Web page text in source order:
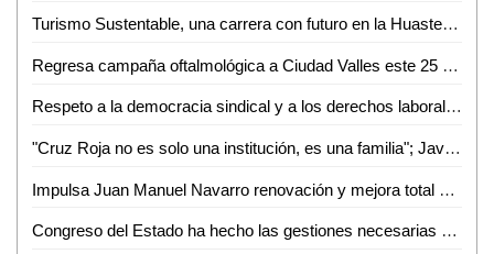
Turismo Sustentable, una carrera con futuro en la Huasteca; UASLP invita a conocer su oferta educativa
Regresa campaña oftalmológica a Ciudad Valles este 25 y 26 de junio
Respeto a la democracia sindical y a los derechos laborales: STPS
"Cruz Roja no es solo una institución, es una familia"; Javier, 41 años socorriendo vidas en Ciudad Valles
Impulsa Juan Manuel Navarro renovación y mejora total del rastro municipal en apoyo a productores
Congreso del Estado ha hecho las gestiones necesarias en términos presupuestales para la realización de consultas